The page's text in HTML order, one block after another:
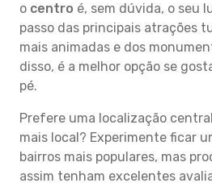
o centro é, sem dúvida, o seu
passo das principais atrações
mais animadas e dos
disso, é a melhor opção se
pé.
Prefere uma localização
mais local? Experimente ficar
bairros mais populares, mas
assim tenham excelentes